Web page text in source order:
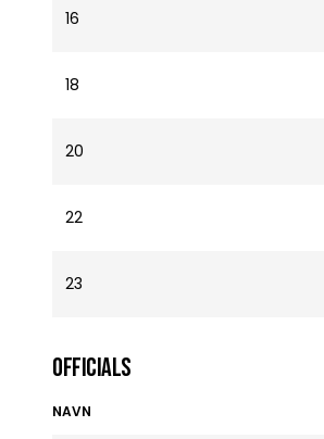
16
18
20
22
23
OFFICIALS
NAVN